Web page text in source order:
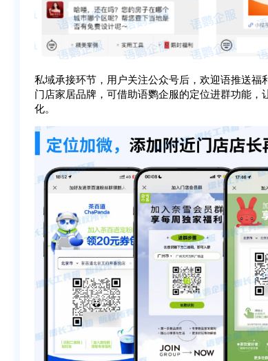
私域承接环节，用户关注公众号后，欢迎语推送
门店家居品牌，可借助语鹦企服的定位进群功能
化。